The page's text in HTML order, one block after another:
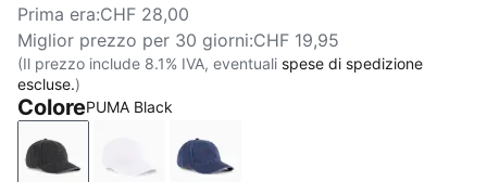
Prima era:CHF 28,00
Miglior prezzo per 30 giorni:CHF 19,95
(Il prezzo include 8.1% IVA, eventuali spese di spedizione
escluse.)
ColorePUMA Black
PUMA BlackPUMA WhitePUMA Navy